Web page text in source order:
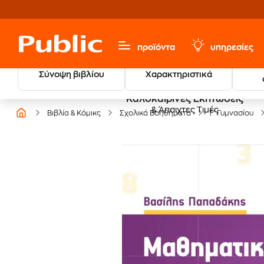
προϊόντα υπηρεσίες
Σύνοψη βιβλίου Χαρακτηριστικά
Καλοκαιρινές Εκπτώσεις
& Άπαιχτες Τιμές
Βιβλία & Κόμικς Σχολικά Βοηθήματα Γ' Γυμνασίου